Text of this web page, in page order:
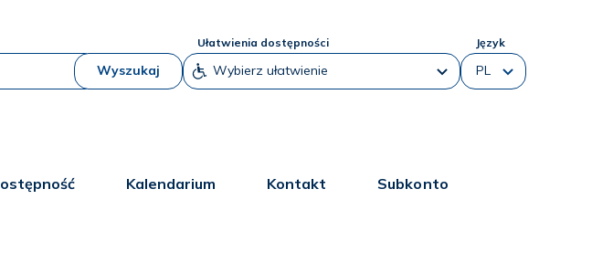
Wyszukaj
Ułatwienia dostępności Język
Kalendarium Kontakt Subkonto